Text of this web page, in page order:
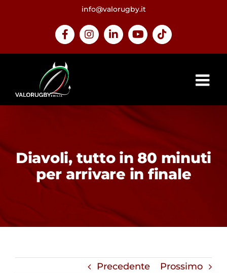
info@valorugby.it
FacebookInstagramLinkedInYouTubeTiktok
Diavoli, tutto in 80 minuti
per arrivare in finale
Precedente Prossimo